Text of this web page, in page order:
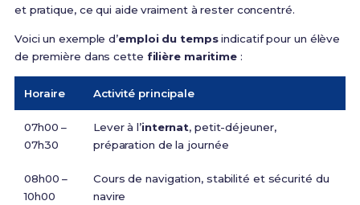
et pratique, ce qui aide vraiment à rester concentré.
Voici un exemple d’emploi du tempsindicatif pour un élève
de première dans cette filière maritime :
Horaire Activité principale
07h00 –
07h30
Lever à l’internat, petit-déjeuner,
préparation de la journée
08h00 –
10h00
Cours de navigation, stabilité et sécurité du
navire